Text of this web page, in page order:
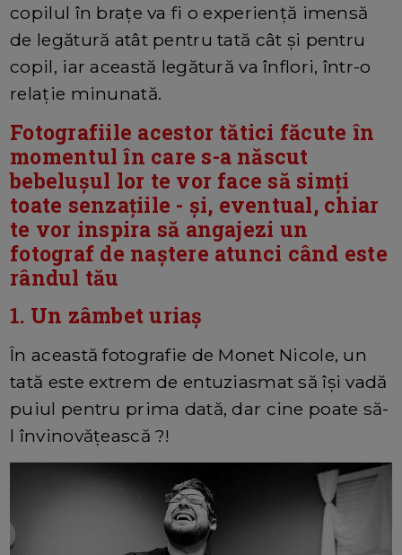
copilul în brațe va fi o experiență imensă
de legătură atât pentru tată cât și pentru
copil, iar această legătură va înflori, într-o
relație minunată.
Fotografiile acestor tătici făcute în
momentul în care s-a născut
bebelușul lor te vor face să simți
toate senzațiile - și, eventual, chiar
te vor inspira să angajezi un
fotograf de naștere atunci când este
rândul tău
1. Un zâmbet uriaș
În această fotografie de Monet Nicole, un
tată este extrem de entuziasmat să își vadă
puiul pentru prima dată, dar cine poate să-
l învinovățească ?!